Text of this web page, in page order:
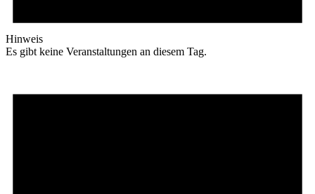
Hinweis
Es gibt keine Veranstaltungen an diesem Tag.